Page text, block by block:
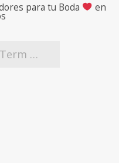
para tu Boda en